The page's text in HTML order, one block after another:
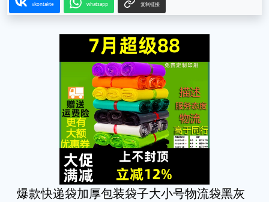
vkontakte whatsapp 复制链接
爆款快递袋加厚包装袋子大小号物流袋黑灰